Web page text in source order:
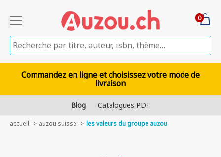
0
Commandez en ligne et choisissez votre mode de
livraison
Blog Catalogues PDF
accueil auzou suisse les valeurs du groupe auzou